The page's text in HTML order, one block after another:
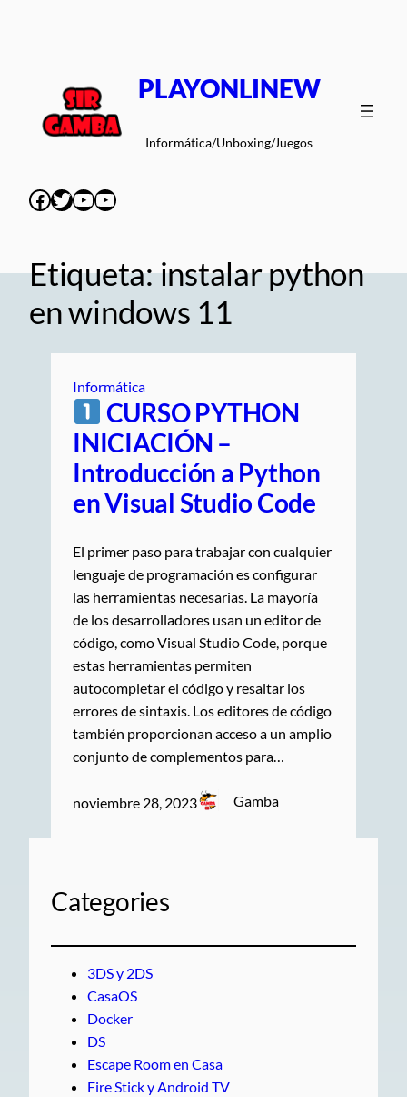
PLAYONLINEW
Informática/Unboxing/Juegos
Facebook
Twitter
YouTube
YouTube
Etiqueta:instalar python
en windows 11
Informática
CURSO PYTHON
INICIACIÓN –
Introducción a Python
en Visual Studio Code
El primer paso para trabajar con cualquier
lenguaje de programación es configurar
las herramientas necesarias. La mayoría
de los desarrolladores usan un editor de
código, como Visual Studio Code, porque
estas herramientas permiten
autocompletar el código y resaltar los
errores de sintaxis. Los editores de código
también proporcionan acceso a un amplio
conjunto de complementos para…
noviembre 28, 2023 Gamba
Categories
3DS y 2DS
CasaOS
Docker
DS
Escape Room en Casa
Fire Stick y Android TV